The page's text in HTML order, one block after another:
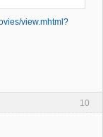
view.mhtml?
10